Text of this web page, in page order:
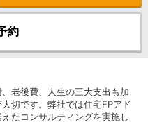
約
老後費、人生の三大支出も加
切です。弊社では住宅FPアド
たコンサルティングを実施し